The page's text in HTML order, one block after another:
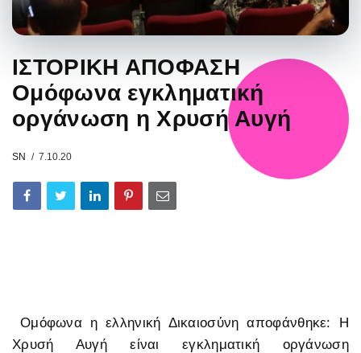
ΙΣΤΟΡΙΚΗ ΑΠΟΦΑΣΗ
Ομόφωνα εγκληματική
οργάνωση η Χρυσή Αυγή
SN 7.10.20
Ομόφωνα η ελληνική Δικαιοσύνη αποφάνθηκε: Η
Χρυσή Αυγή είναι εγκληματική οργάνωση